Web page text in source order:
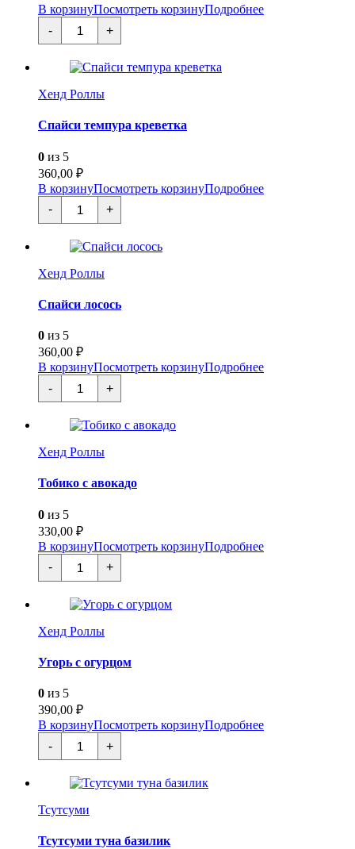
В корзинуПосмотреть корзинуПодробнее
-
Количество
товара
Паста
Карбонара
+
Хенд Роллы
Спайси темпура креветка
0 из 5
360,00 ₽
В корзинуПосмотреть корзинуПодробнее
-
Количество
товара
Спайси
темпура
креветка
+
Хенд Роллы
Спайси лосось
0 из 5
360,00 ₽
В корзинуПосмотреть корзинуПодробнее
-
Количество
товара
Спайси
лосось
+
Хенд Роллы
Тобико с авокадо
0 из 5
330,00 ₽
В корзинуПосмотреть корзинуПодробнее
-
Количество
товара
Тобико
авокадо
+
Хенд Роллы
Угорь с огурцом
0 из 5
390,00 ₽
В корзинуПосмотреть корзинуПодробнее
-
Количество
товара
Угорь
огурцом
+
Тсутсуми
Тсутсуми туна базилик